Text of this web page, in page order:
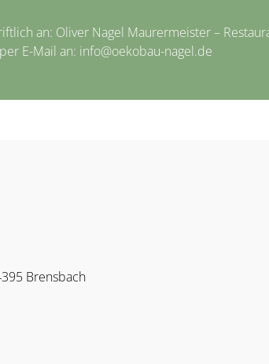
an: Oliver Nagel Maurermeister –
E-Mail an: info@oekobau-nagel.de
Brensbach